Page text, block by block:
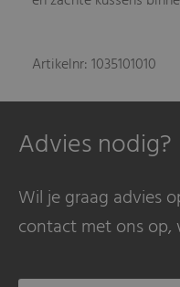
Artikelnr: 1035101010
Advies nodig?
Wil je graag advies
contact met ons op,